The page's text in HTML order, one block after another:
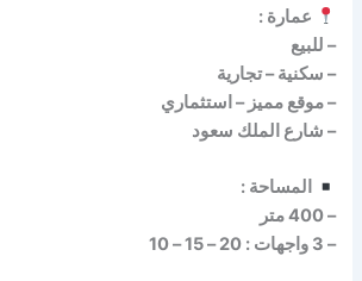
عمارة :
– للبيع
– سكنية – تجارية
– موقع مميز – استثماري
– شارع الملك سعود
المساحة :
– 400 متر
– 3 واجهات : 20 – 15 – 10